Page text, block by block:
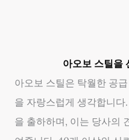
아오보 스틸을
아오보 스틸은 탁월한 공
을 자랑스럽게 생각합니
을 출하하며, 이는 당사의